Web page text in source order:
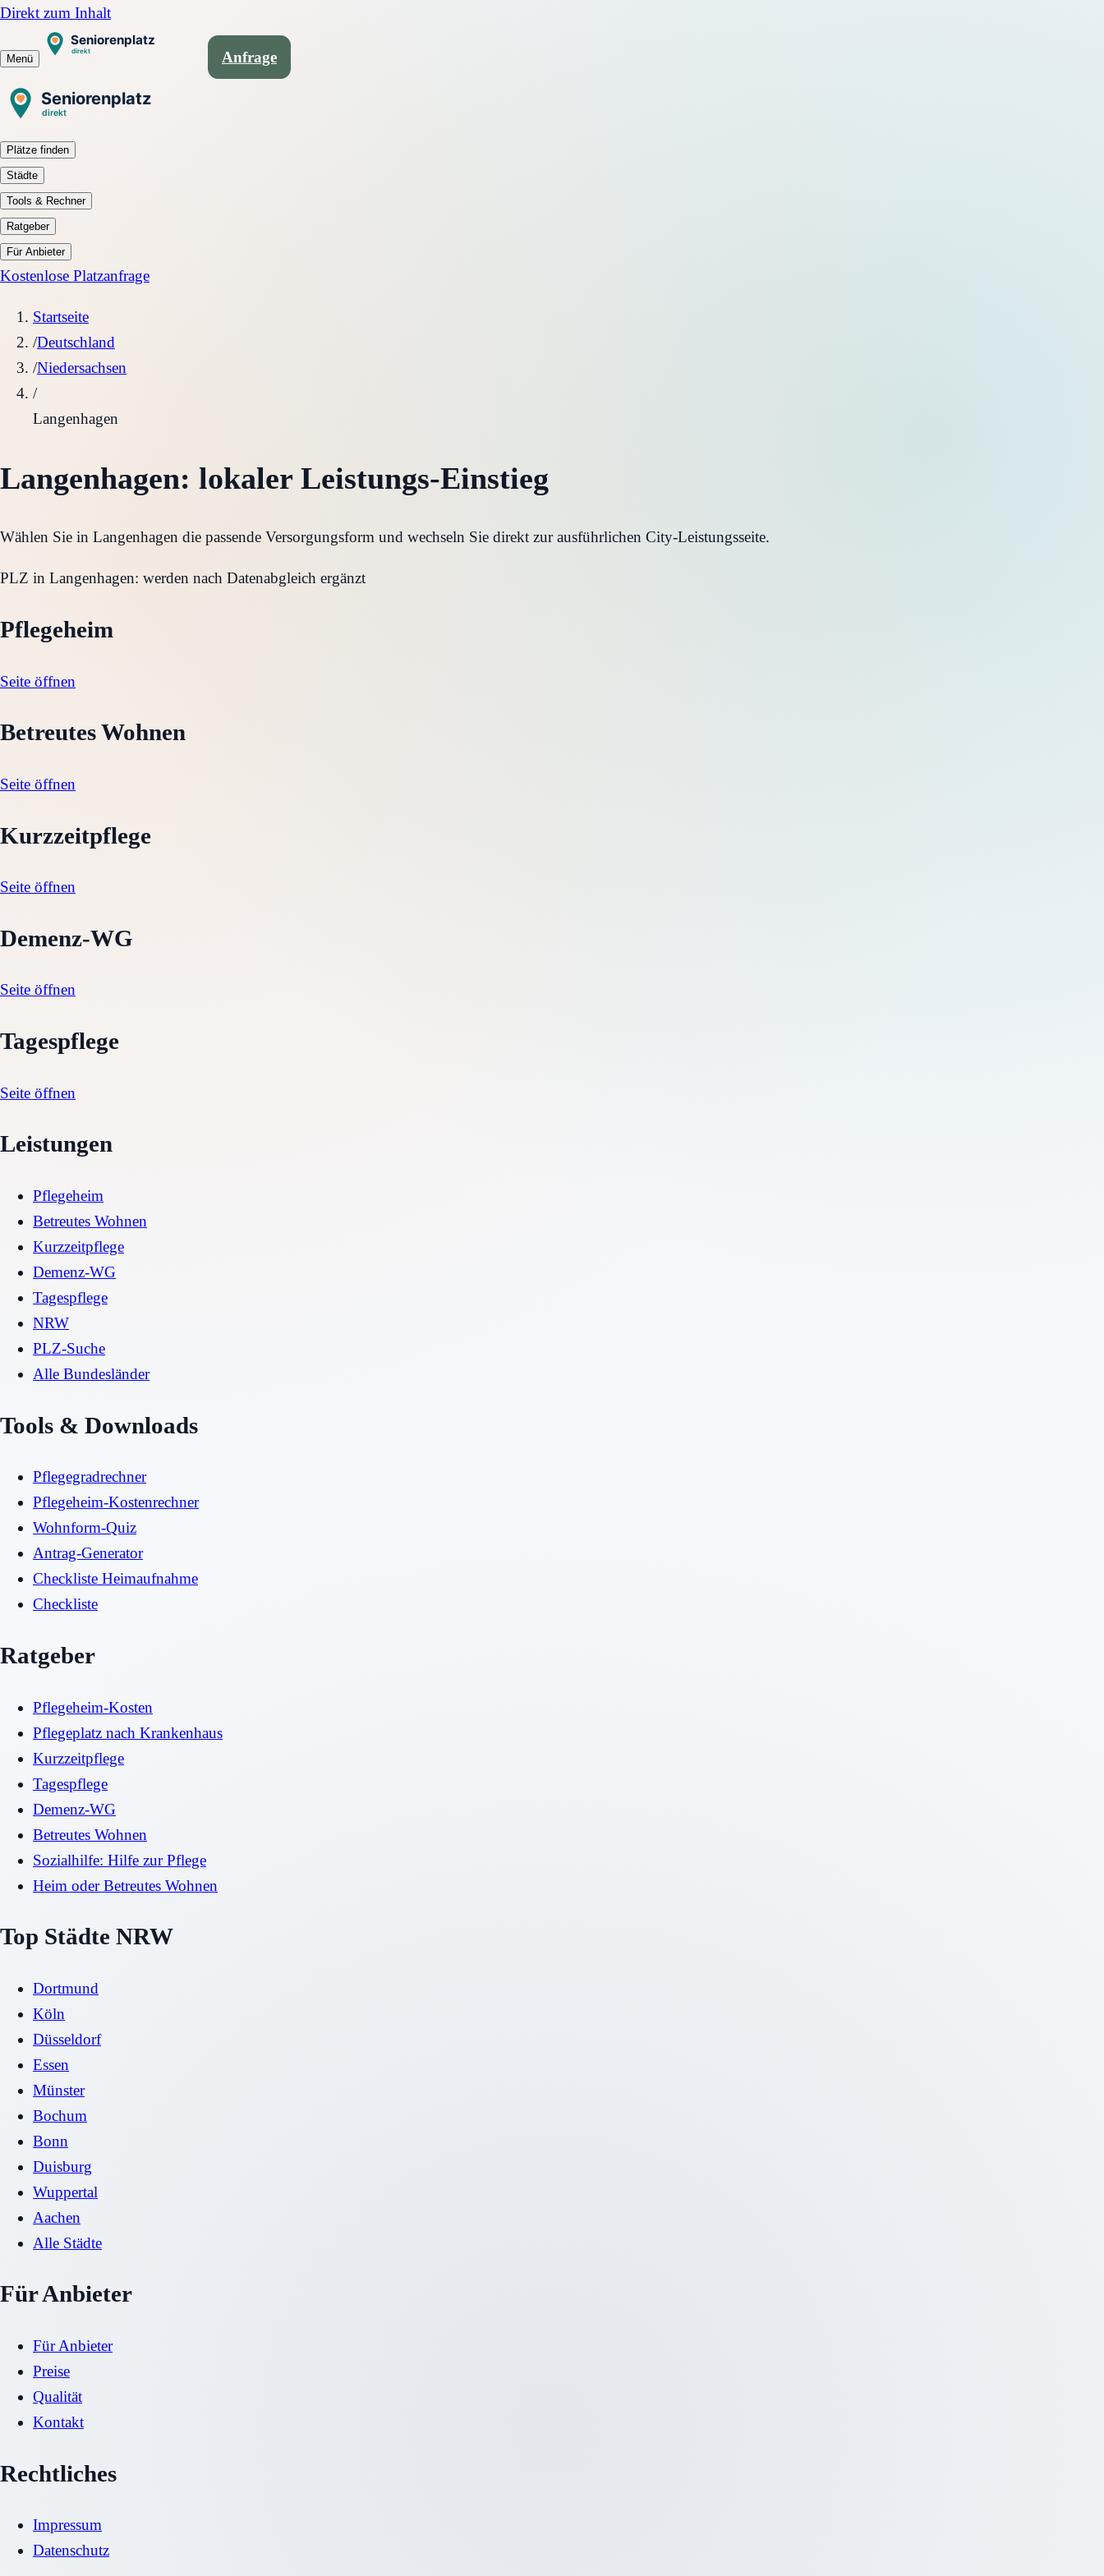
Direkt zum Inhalt
Menü Anfrage
Plätze finden
Städte
Tools & Rechner
Ratgeber
Für Anbieter
Kostenlose Platzanfrage
Startseite
/Deutschland
/Niedersachsen
/
Langenhagen
Langenhagen: lokaler Leistungs-Einstieg
Wählen Sie in Langenhagen die passende Versorgungsform und wechseln Sie direkt zur ausführlichen City-Leistungsseite.
PLZ in Langenhagen: werden nach Datenabgleich ergänzt
Pflegeheim
Seite öffnen
Betreutes Wohnen
Seite öffnen
Kurzzeitpflege
Seite öffnen
Demenz-WG
Seite öffnen
Tagespflege
Seite öffnen
Leistungen
Pflegeheim
Betreutes Wohnen
Kurzzeitpflege
Demenz-WG
Tagespflege
NRW
PLZ-Suche
Alle Bundesländer
Tools & Downloads
Pflegegradrechner
Pflegeheim-Kostenrechner
Wohnform-Quiz
Antrag-Generator
Checkliste Heimaufnahme
Checkliste
Ratgeber
Pflegeheim-Kosten
Pflegeplatz nach Krankenhaus
Kurzzeitpflege
Tagespflege
Demenz-WG
Betreutes Wohnen
Sozialhilfe: Hilfe zur Pflege
Heim oder Betreutes Wohnen
Top Städte NRW
Dortmund
Köln
Düsseldorf
Essen
Münster
Bochum
Bonn
Duisburg
Wuppertal
Aachen
Alle Städte
Für Anbieter
Für Anbieter
Preise
Qualität
Kontakt
Rechtliches
Impressum
Datenschutz